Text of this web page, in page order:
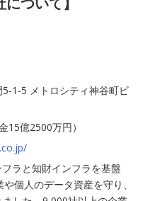
1-5 メトロシティ神谷町ビ
15億2500万円）
ラと知財インフラを基盤
個人のデータ資産を守り、